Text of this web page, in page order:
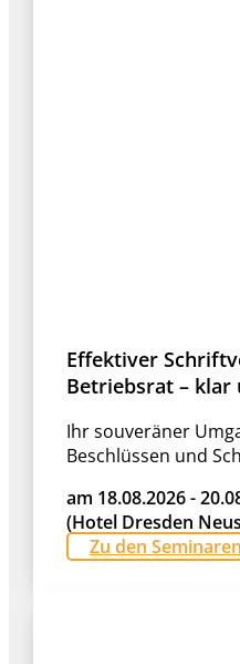
Effektiver
Betriebsrat – klar
Ihr souveräner
Beschlüssen und
am 18.08.2026 -
(Hotel Dresden
Zu den Seminaren